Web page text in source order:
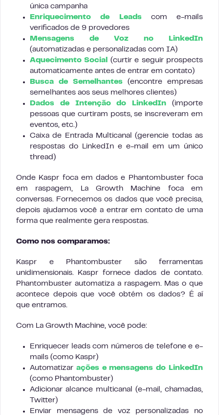
única campanha
Enriquecimento de Leadscom e-mails
verificados de 9 provedores
Mensagens de Voz no LinkedIn
(automatizadas e personalizadas com IA)
Aquecimento Social
(curtir e seguir prospects
automaticamente antes de entrar em contato)
Busca de Semelhantes (encontre empresas
semelhantes aos seus melhores clientes)
Dados de Intenção do LinkedIn (importe
pessoas que curtiram posts, se inscreveram em
eventos, etc.)
Caixa de Entrada Multicanal (gerencie todas as
respostas do LinkedIn e e-mail em um único
thread)
Onde Kaspr foca em dados e Phantombuster foca
em raspagem, La Growth Machine foca em
conversas. Fornecemos os dados que você precisa,
depois ajudamos você a entrar em contato de uma
forma que realmente gera respostas.
Como nos comparamos:
Kaspr e Phantombuster são ferramentas
unidimensionais. Kaspr fornece dados de contato.
Phantombuster automatiza a raspagem. Mas o que
acontece depois que você obtém os dados? É aí
que entramos.
Com La Growth Machine, você pode:
Enriquecer leads com números de telefone e e-
mails (como Kaspr)
Automatizar ações e mensagens do LinkedIn
(como Phantombuster)
Adicionar alcance multicanal (e-mail, chamadas,
Twitter)
Enviar mensagens de voz personalizadas no